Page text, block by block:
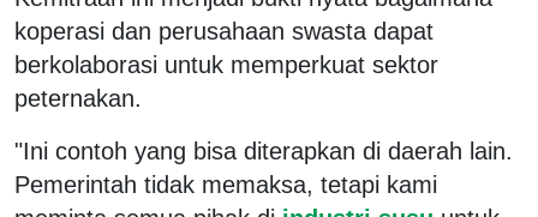
koperasi dan perusahaan swasta dapat
berkolaborasi untuk memperkuat sektor
peternakan.
"Ini contoh yang bisa diterapkan di daerah lain.
Pemerintah tidak memaksa, tetapi kami